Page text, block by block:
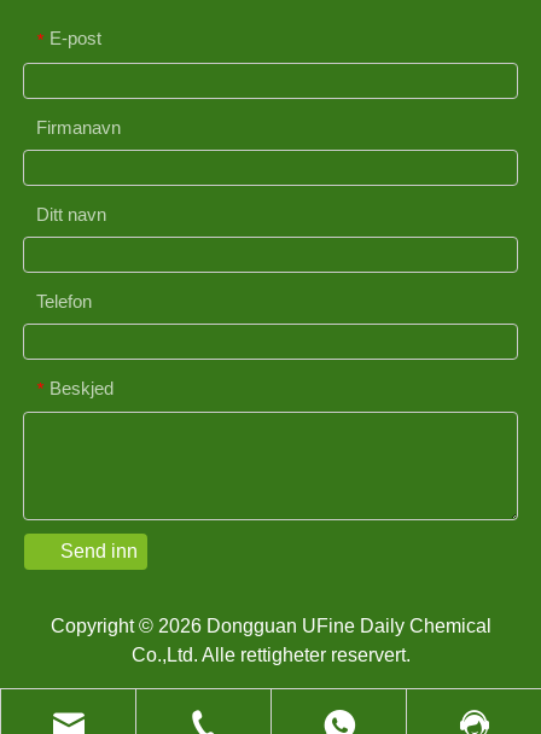
* E-post
Firmanavn
Ditt navn
Telefon
* Beskjed
Send inn
Copyright © 2026 Dongguan UFine Daily Chemical
Co.,Ltd. Alle rettigheter reservert.